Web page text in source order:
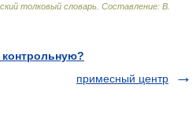
толковый словарь Составление: В.
примесный центр